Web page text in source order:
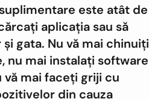
este atât de
aplicația sau să
gata. Nu vă mai chinuiți
nu mai instalați software
mai faceți griji cu
din cauza